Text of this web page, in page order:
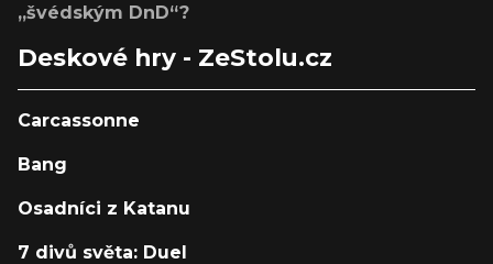
„švédským DnD“?
Deskové hry - ZeStolu.cz
Carcassonne
Bang
Osadníci z Katanu
7 divů světa: Duel